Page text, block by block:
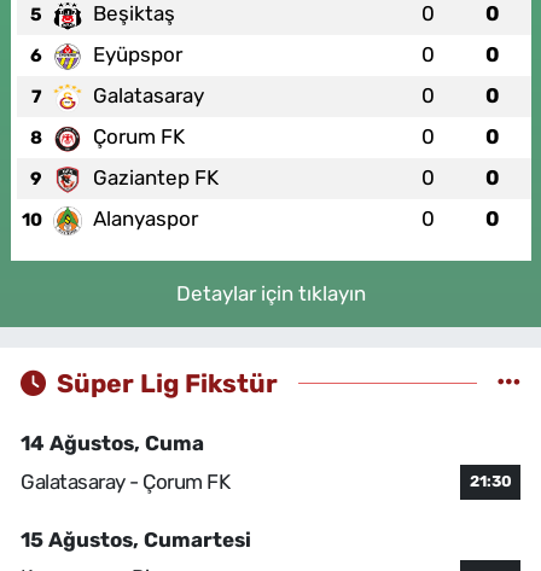
5 Beşiktaş 0 0
6 Eyüpspor 0 0
7 Galatasaray 0 0
8 Çorum FK 0 0
9 Gaziantep FK 0 0
10 Alanyaspor 0 0
Detaylar için tıklayın
Süper Lig Fikstür
14 Ağustos, Cuma
Galatasaray - Çorum FK
21:30
15 Ağustos, Cumartesi